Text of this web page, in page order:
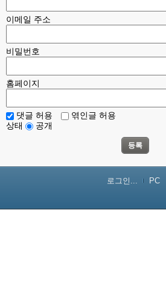
이메일 주소
비밀번호
홈페이지
댓글 허용
엮인글 허용
상태
공개
등록
로그인... PC